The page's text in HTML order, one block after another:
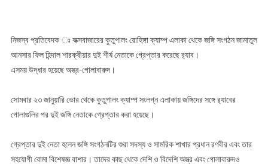
গ্রেপ্তার
নিজস্ব প্রতিবেদক ঃ কক্সবাজারের কুতুপালং রোহিঙ্গা ক্যাম্প এলাকা থেকে জঙ্গি সংগঠন জামাতুল
আনসার ফিল হিন্দাল শারক্বীয়ার দুই শীর্ষ নেতাকে গ্রেপ্তার করেছে র‍্যাব।
এসময় উদ্ধার হয়েছে অস্ত্র-গোলাবারুদ।
সোমবার ২৩ জানুয়ারি ভোর থেকে কুতুপালং ক্যাম্প সংলগ্ন এলাকায় জঙ্গিদের সঙ্গে র‍্যাবের
গোলাগুলির পর দুই জঙ্গি নেতাকে গ্রেপ্তার করা হয়েছে।
গ্রেপ্তার দুই নেতা হলেন জঙ্গি সংগঠনটির শুরা সদস্য ও সামরিক শাখার প্রধান রণবীর এবং তার
সহযোগী বোমা বিশেষজ্ঞ বাশার। তাদের কাছ থেকে দেশি ও বিদেশি অস্ত্র এবং গোলাবারুদও